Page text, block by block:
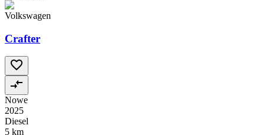
Volkswagen
Crafter
Nowe
2025
Diesel
5 km